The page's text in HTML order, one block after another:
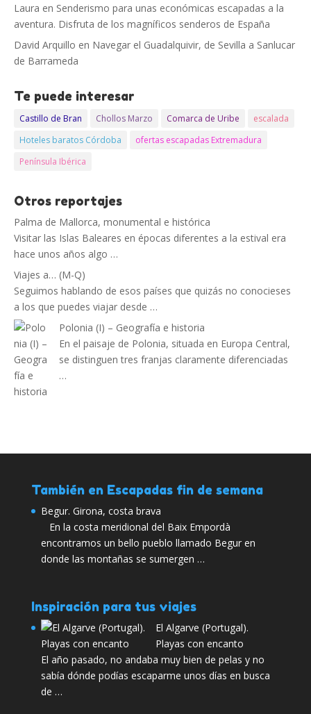
Laura en Senderismo para unas económicas escapadas a la
aventura. Disfruta de los magníficos senderos de España
David Arquillo en Navegar el Guadalquivir, de Sevilla a Sanlucar
de Barrameda
Te puede interesar
Castillo de Bran Chollos Marzo Comarca de Uribe
escalada
Hoteles baratos Córdoba
ofertas escapadas Extremadura
Península Ibérica
Otros reportajes
Palma de Mallorca, monumental e histórica
Visitar las Islas Baleares en épocas diferentes a la estival era
hace unos años algo …
Viajes a… (M-Q)
Seguimos hablando de esos países que quizás no conocieses
a los que puedes viajar desde …
Polonia (I) – Geografía e historia
En el paisaje de Polonia, situada en Europa Central,
se distinguen tres franjas claramente diferenciadas
…
También en Escapadas fin de semana
Begur. Girona, costa brava
En la costa meridional del Baix Empordà
encontramos un bello pueblo llamado Begur en
donde las montañas se sumergen …
Inspiración para tus viajes
El Algarve (Portugal).
Playas con encanto
El año pasado, no andaba muy bien de pelas y no
sabía dónde podías escaparme unos días en busca
de …